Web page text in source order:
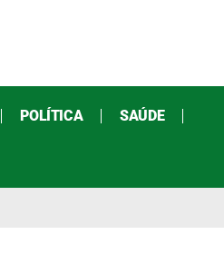
POLÍTICA SAÚDE